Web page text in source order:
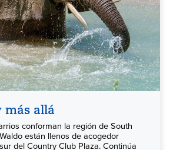
más allá
conforman la región de South
están llenos de acogedor
del Country Club Plaza. Continúa